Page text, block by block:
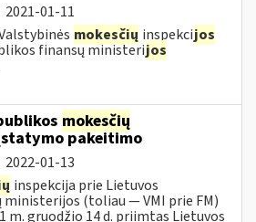
2021-01-11
mokesčių inspekcijos
finansų ministerijos
mokesčių
pakeitimo
2022-01-13
inspekcija prie Lietuvos
ministerijos (toliau — VMI prie FM)
m. gruodžio 14 d. priimtas Lietuvos